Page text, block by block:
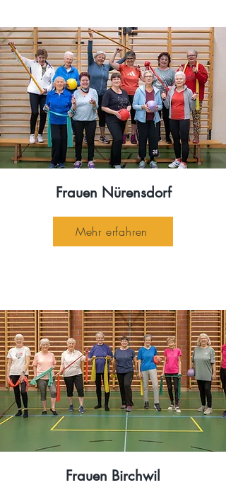
Frauen Nürensdorf
Mehr erfahren
Frauen Birchwil